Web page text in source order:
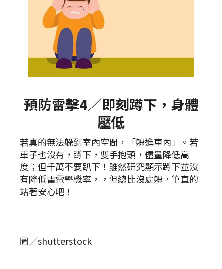
預防雷擊4／即刻蹲下，身體
壓低
若真的無法躲到室內空間，「躲進車內」。若
車子也沒有，蹲下，雙手抱頭，儘量降低高
度；但千萬不要趴下！雖然研究顯示蹲下並沒
有降低雷電擊機率，，但總比沒處躲，筆直的
站著安心吧！
圖／shutterstock